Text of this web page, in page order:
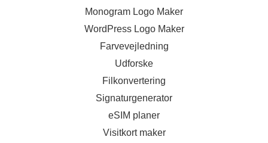
Monogram Logo Maker
WordPress Logo Maker
Farvevejledning
Udforske
Filkonvertering
Signaturgenerator
eSIM planer
Visitkort maker